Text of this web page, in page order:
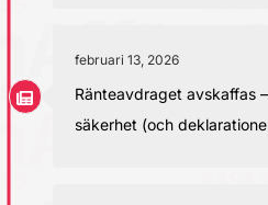
februari 13, 2026
Ränteavdraget avskaffas
säkerhet (och